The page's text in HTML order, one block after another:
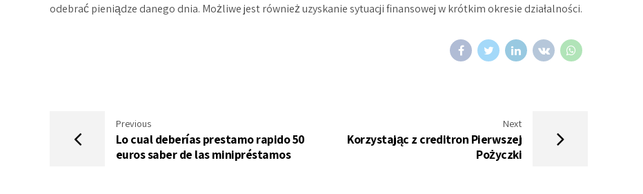
odebrać pieniądze danego dnia. Możliwe jest również uzyskanie sytuacji finansowej w krótkim okresie działalności.
Previous
Lo cual deberías prestamo rapido 50
euros saber de las minipréstamos
Next
Korzystając z creditron Pierwszej
Pożyczki